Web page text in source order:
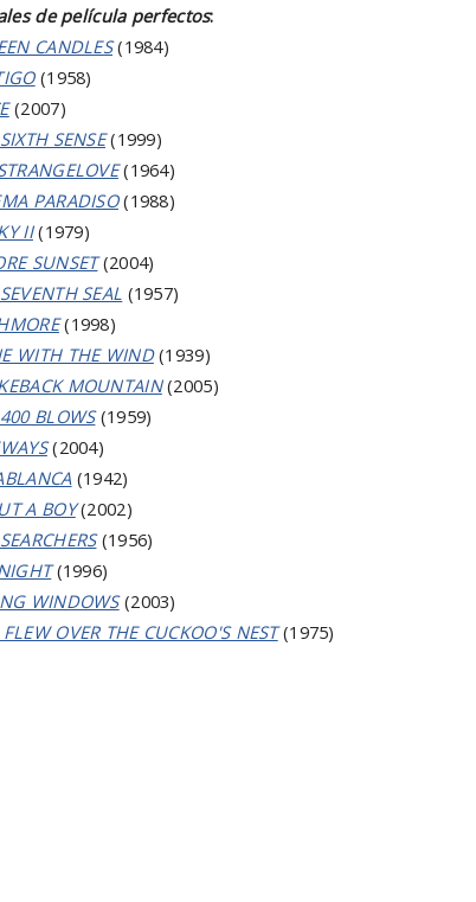
de película perfectos:
CANDLES(1984)
(1958)
(2007)
SENSE(1999)
(1964)
PARADISO(1988)
II(1979)
SUNSET(2004)
SEAL (1957)
(1998)
WITH THE WIND(1939)
MOUNTAIN(2005)
BLOWS(1959)
(2004)
(1942)
A BOY(2002)
(1956)
(1996)
WINDOWS(2003)
FLEW OVER THE CUCKOO'S NEST(1975)